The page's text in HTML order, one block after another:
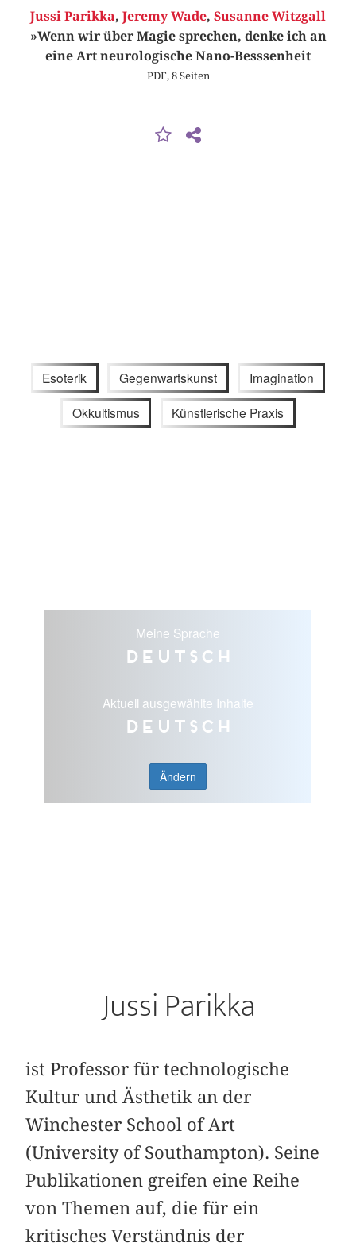
Jussi Parikka, Jeremy Wade, Susanne Witzgall
»Wenn wir über Magie sprechen, denke ich an
eine Art neurologische Nano-Besssenheit
PDF, 8 Seiten
Esoterik Gegenwartskunst Imagination
Okkultismus Künstlerische Praxis
Meine Sprache
Deutsch
Aktuell ausgewählte Inhalte
Deutsch
Ändern
Jussi Parikka
ist Professor für technologische
Kultur und Ästhetik an der
Winchester School of Art
(University of Southampton). Seine
Publikationen greifen eine Reihe
von Themen auf, die für ein
kritisches Verständnis der